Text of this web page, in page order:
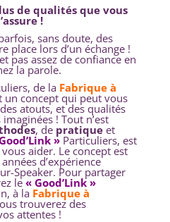
de qualités que vous
!
sans doute, des
place lors d’un échange !
pas assez de confiance en
la parole.
de la Fabrique à
un concept qui peut vous
atouts, et des qualités
! Tout n’est
, de pratiqueet
»Particuliers, est
aider. Le concept est
d’expérience
Speaker. Pour partager
le « Good’Link »
à la Fabrique à
trouverez des
attentes !